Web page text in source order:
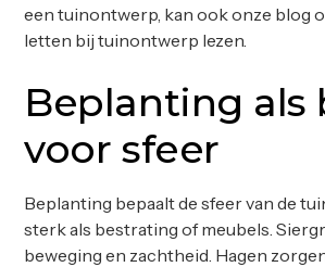
een tuinontwerp, kan ook onze blog
letten bij tuinontwerp lezen.
Beplanting als
voor sfeer
Beplanting bepaalt de sfeer van de
sterk als bestrating of meubels.
beweging en zachtheid. Hagen